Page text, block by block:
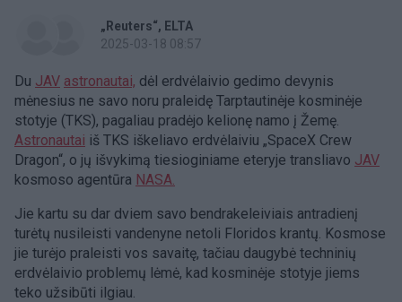
„Reuters“
ELTA
2025-03-18 08:57
Du JAV astronautai, dėl erdvėlaivio gedimo devynis
mėnesius ne savo noru praleidę Tarptautinėje kosminėje
stotyje (TKS), pagaliau pradėjo kelionę namo į Žemę.
Astronautai iš TKS iškeliavo erdvėlaiviu „SpaceX Crew
Dragon“, o jų išvykimą tiesioginiame eteryje transliavo JAV
kosmoso agentūra NASA.
Jie kartu su dar dviem savo bendrakeleiviais antradienį
turėtų nusileisti vandenyne netoli Floridos krantų. Kosmose
jie turėjo praleisti vos savaitę, tačiau daugybė techninių
erdvėlaivio problemų lėmė, kad kosminėje stotyje jiems
teko užsibūti ilgiau.